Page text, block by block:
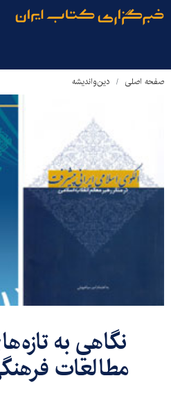
صفحه اصلی دین‌واندیشه
نگاهي به
مطالعات